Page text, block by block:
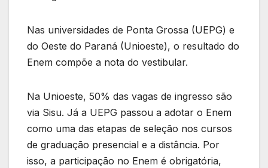
Nas universidades de Ponta Grossa (UEPG) e
do Oeste do Paraná (Unioeste), o resultado do
Enem compõe a nota do vestibular.
Na Unioeste, 50% das vagas de ingresso são
via Sisu. Já a UEPG passou a adotar o Enem
como uma das etapas de seleção nos cursos
de graduação presencial e a distância. Por
isso, a participação no Enem é obrigatória,